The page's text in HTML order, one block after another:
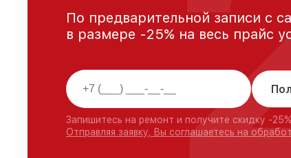
По предварительной записи с
в размере -25% на весь прайс
Запишитесь на ремонт и получите скидку -25%
Отправляя заявку, Вы соглашаетесь на